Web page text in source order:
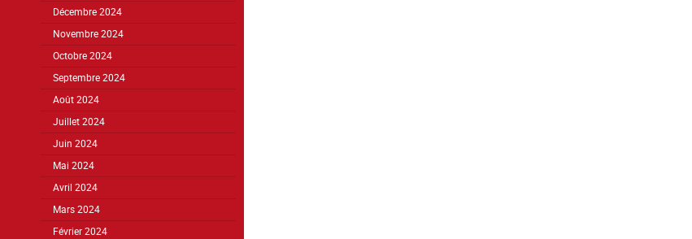
Décembre 2024
Novembre 2024
Octobre 2024
Septembre 2024
Août 2024
Juillet 2024
Juin 2024
Mai 2024
Avril 2024
Mars 2024
Février 2024